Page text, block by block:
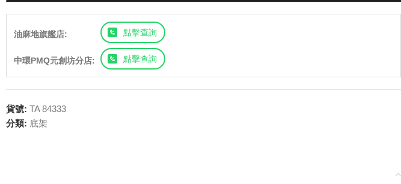
油麻地旗艦店: 點擊查詢
中環PMQ元創坊分店: 點擊查詢
貨號: TA 84333
分類: 底架